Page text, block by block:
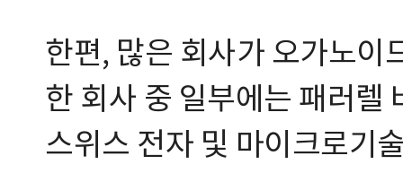
한편, 많은 회사가 오가노이
한 회사 중 일부에는 패러렐
스위스 전자 및 마이크로기